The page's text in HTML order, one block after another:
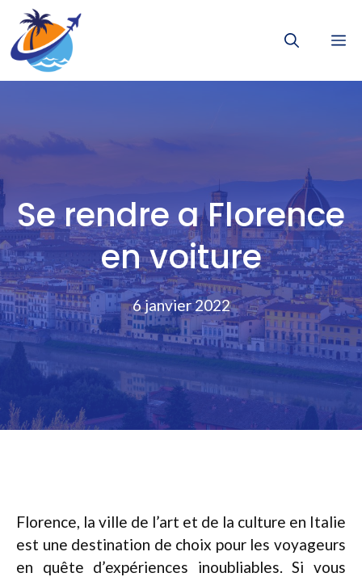
Aller
contenu
Se rendre a Florence
en voiture
6 janvier 2022
Florence, la ville de l’art et de la culture en Italie
est une destination de choix pour les voyageurs
en quête d’expériences inoubliables. Si vous